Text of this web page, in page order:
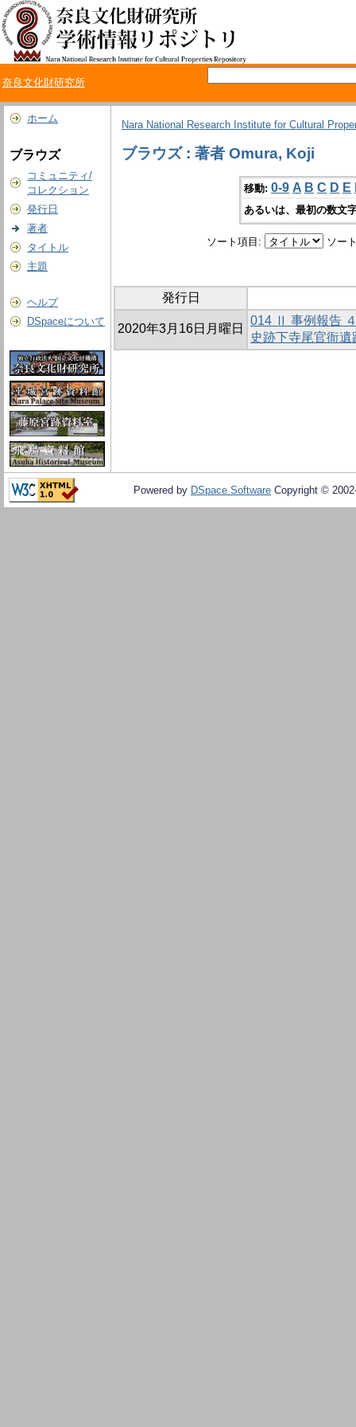
奈良文化財研究所
ホーム
ブラウズ
コミュニティ/
コレクション
発行日
著者
タイトル
主題
ヘルプ
DSpaceについて
Nara National Research Institute for Cultural
ブラウズ : 著者 Omura, Koji
移動: 0-9 A B C D E
あるいは、最初の数文
ソート項目: ソー
発行日
2020年3月16日月曜日
014 Ⅱ 事例報告
史跡下寺尾官衙
Powered by DSpace Software Copyright ©